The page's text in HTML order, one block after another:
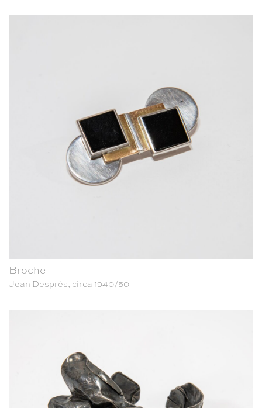
Broche
Jean Després, circa 1940/50